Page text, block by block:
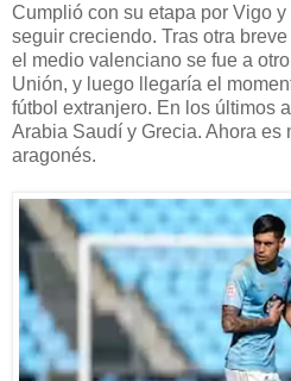
Cumplió con su etapa por Vigo
seguir creciendo. Tras otra
el medio valenciano se fue a
Unión, y luego llegaría el
fútbol extranjero. En los últimos
Arabia Saudí y Grecia. Ahora es
aragonés.